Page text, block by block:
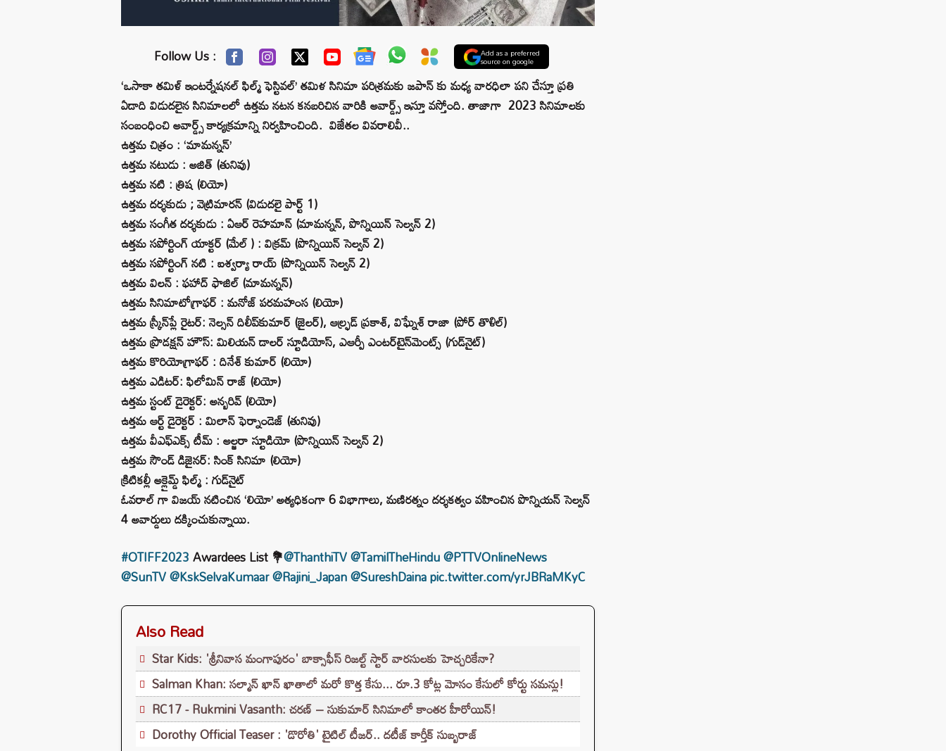
Follow Us : Add as a preferred
source on google
‘ఒసాకా తమిళ్‌ ఇంటర్నేషనల్‌ ఫిల్మ్‌ ఫెస్టివల్‌’ తమిళ సినిమా పరిశ్రమకు జపాన్ కు మధ్య వారధిలా పని చేస్తూ ప్రతి
ఏడాది విడుదలైన సినిమాలలో ఉత్తమ నటన కనబరిచిన వారికి అవార్డ్స్ ఇస్తూ వస్తోంది. తాజాగా 2023 సినిమాలకు
సంబంధించి అవార్డ్స్ కార్యక్రమాన్ని నిర్వహించింది. విజేతల వివరాలివీ..
ఉత్తమ చిత్రం : ‘మామన్నన్‌’
ఉత్తమ నటుడు : అజిత్‌ (తునివు)
ఉత్తమ నటి : త్రిష (లియో)
ఉత్తమ దర్శకుడు ; వెట్రిమారన్‌ (విడుదలై పార్ట్‌ 1)
ఉత్తమ సంగీత దర్శకుడు : ఏఆర్‌ రెహమాన్‌ (మామన్నన్‌, పొన్నియిన్‌ సెల్వన్‌ 2)
ఉత్తమ సపోర్టింగ్‌ యాక్టర్‌ (మేల్ ) : విక్రమ్‌ (పొన్నియిన్‌ సెల్వన్‌ 2)
ఉత్తమ సపోర్టింగ్‌ నటి : ఐశ్వర్యా రాయ్‌ (పొన్నియిన్‌ సెల్వన్‌ 2)
ఉత్తమ విలన్‌ : ఫహాద్‌ ఫాజిల్‌ (మామన్నన్‌)
ఉత్తమ సినిమాటోగ్రాఫర్‌ : మనోజ్‌ పరమహంస (లియో)
ఉత్తమ స్క్రీన్‌ప్లే రైటర్‌: నెల్సన్‌ దిలీప్‌కుమార్‌ (జైలర్‌), ఆల్ఫ్రడ్‌ ప్రకాశ్‌, విఘ్నేశ్‌ రాజా (పోర్‌ తొళిల్‌)
ఉత్తమ ప్రొడక్షన్‌ హౌస్‌: మిలియన్‌ డాలర్‌ స్టూడియోస్‌, ఎఆర్పీ ఎంటర్‌టైన్‌మెంట్స్‌ (గుడ్‌నైట్‌)
ఉత్తమ కొరియోగ్రాఫర్‌ : దినేశ్‌ కుమార్‌ (లియో)
ఉత్తమ ఎడిటర్‌: ఫిలోమిన్‌ రాజ్‌ (లియో)
ఉత్తమ స్టంట్‌ డైరెక్టర్‌: అన్బరివ్‌ (లియో)
ఉత్తమ ఆర్ట్‌ డైరెక్టర్‌ : మిలాన్‌ ఫెర్నాండెజ్‌ (తునివు)
ఉత్తమ వీఎఫ్‌ఎక్స్‌ టీమ్‌ : అల్జరా స్టూడియో (పొన్నియిన్‌ సెల్వన్‌ 2)
ఉత్తమ సౌండ్‌ డిజైనర్‌: సింక్‌ సినిమా (లియో)
క్రిటికల్లీ అక్లైమ్డ్‌ ఫిల్మ్‌ : గుడ్‌నైట్‌
ఓవరాల్ గా విజయ్‌ నటించిన ‘లియో’ అత్యధికంగా 6 విభాగాలు, మణిరత్నం దర్శకత్వం వహించిన పొన్నియన్ సెల్వన్
4 అవార్డులు దక్కించుకున్నాయి.
#OTIFF2023Awardees List 💐@ThanthiTV@TamilTheHindu@PTTVOnlineNews
@SunTV@KskSelvaKumaar@Rajini_Japan@SureshDainapic.twitter.com/yrJBRaMKyC
Also Read
Star Kids: 'శ్రీనివాస మంగాపురం' బాక్సాఫీస్ రిజల్ట్ స్టార్ వారసులకు హెచ్చరికేనా?
Salman Khan: సల్మాన్ ఖాన్ ఖాతాలో మరో కొత్త కేసు... రూ.3 కోట్ల మోసం కేసులో కోర్టు సమన్లు!
RC17 - Rukmini Vasanth: చరణ్ – సుకుమార్ సినిమాలో కాంతర హీరోయిన్!
Dorothy Official Teaser : 'డొరోతి' టైటిల్ టీజర్.. దటీజ్ కార్తీక్ సుబ్బరాజ్